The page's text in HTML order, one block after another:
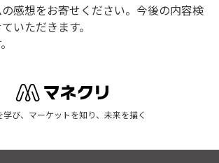
感想をお寄せください。今後の内容検
いただきます。
学び、マーケットを知り、未来を描く